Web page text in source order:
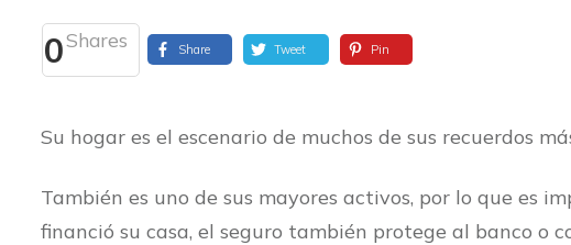
0Shares Share Tweet Pin
Su hogar es el escenario de muchos de sus recuerdos
También es uno de sus mayores activos, por lo que es
financió su casa, el seguro también protege al banco o